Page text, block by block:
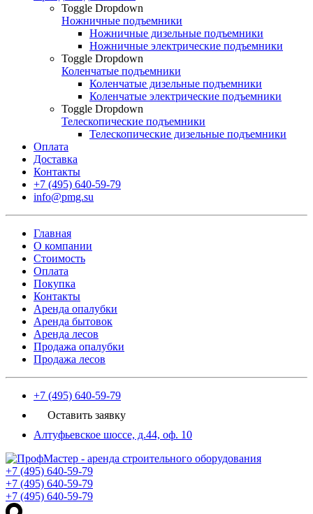
Toggle Dropdown
Ножничные подъемники
Ножничные дизельные подъемники
Ножничные электрические подъемники
Toggle Dropdown
Коленчатые подъемники
Коленчатые дизельные подъемники
Коленчатые электрические подъемники
Toggle Dropdown
Телескопические подъемники
Телескопические дизельные подъемники
Оплата
Доставка
Контакты
+7 (495) 640-59-79
info@pmg.su
Главная
О компании
Стоимость
Оплата
Покупка
Контакты
Аренда опалубки
Аренда бытовок
Аренда лесов
Продажа опалубки
Продажа лесов
+7 (495) 640-59-79
Оставить заявку
Алтуфьевское шоссе, д.44, оф. 10
+7 (495) 640-59-79
+7 (495) 640-59-79
+7 (495) 640-59-79